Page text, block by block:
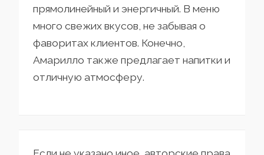
прямолинейный и энергичный. В меню
много свежих вкусов, не забывая о
фаворитах клиентов. Конечно,
Амарилло также предлагает напитки и
отличную атмосферу.